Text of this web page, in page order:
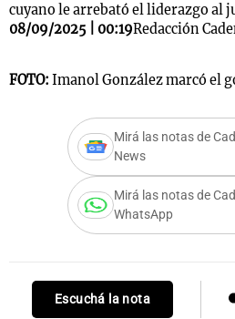
cuyano le arrebató el liderazgo al
08/09/2025 | 00:19Redacción
FOTO: Imanol González marcó el
Mirá las notas de
News
Mirá las notas de
WhatsApp
Escuchá la nota
Notas
Mundial 2026